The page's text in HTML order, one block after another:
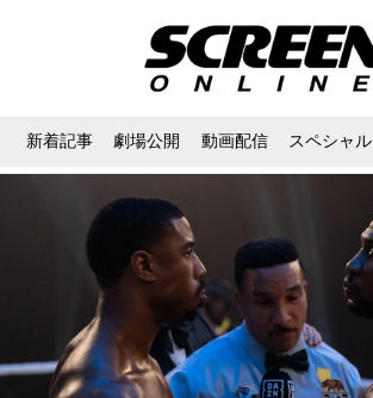
新着記事 劇場公開 動画配信 スペシャル